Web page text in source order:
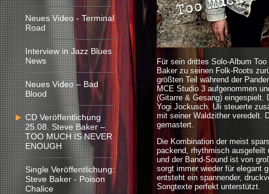
Neues Video - Terminal
Road
Interview in Jazz Blues
News
Neues Video – Bad
Blood
CD Veröffentlichung
25.08. Steve Baker –
TOO MUCH IS NEVER
ENOUGH
Single Veröffentlichung:
Steve Baker - Poison
Chalice
Für sein drittes Solo-Album
Baker zu seinen Folk-Roots
größten Teil während der
MCE Studio 3 aufgenommen
(Gitarre & Gesang)
Yogi Jockusch. Uli steuerte
mit seiner Waldzither veredelt.
gemastert.
Die Kombination der meist
packend, rhythmisch
und der Band-Sound ist von
sorgt immer wieder für elegant
entsteht ein spannender,
Songtexte perfekt unterstützt.